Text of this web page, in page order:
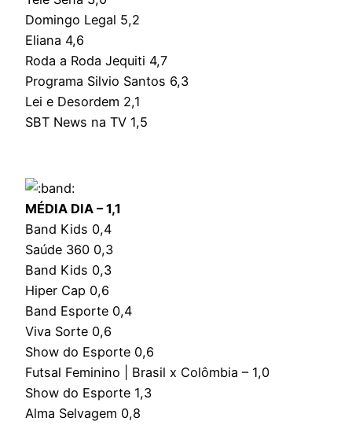
Domingo Legal 5,2
Eliana 4,6
Roda a Roda Jequiti 4,7
Programa Silvio Santos 6,3
Lei e Desordem 2,1
SBT News na TV 1,5
MÉDIA DIA – 1,1
Band Kids 0,4
Saúde 360 0,3
Band Kids 0,3
Hiper Cap 0,6
Band Esporte 0,4
Viva Sorte 0,6
Show do Esporte 0,6
Futsal Feminino | Brasil x Colômbia – 1,0
Show do Esporte 1,3
Alma Selvagem 0,8